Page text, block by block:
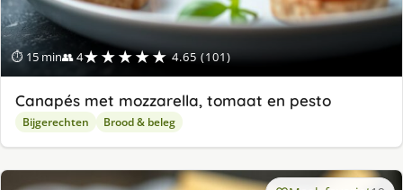
⏱ 15 min👥 4★★★★★ 4.65 (101)
Canapés met mozzarella, tomaat en pesto
Bijgerechten Brood & beleg